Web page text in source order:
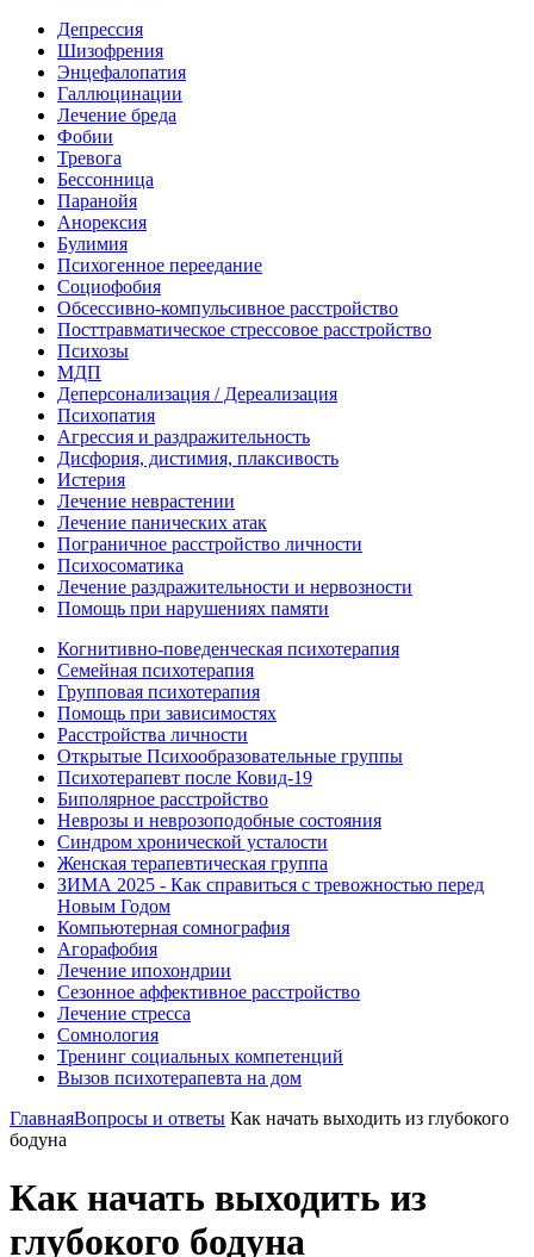
Депрессия
Шизофрения
Энцефалопатия
Галлюцинации
Лечение бреда
Фобии
Тревога
Бессонница
Паранойя
Анорексия
Булимия
Психогенное переедание
Социофобия
Обсессивно-компульсивное расстройство
Посттравматическое стрессовое расстройство
Психозы
МДП
Деперсонализация / Дереализация
Психопатия
Агрессия и раздражительность
Дисфория, дистимия, плаксивость
Истерия
Лечение неврастении
Лечение панических атак
Пограничное расстройство личности
Психосоматика
Лечение раздражительности и нервозности
Помощь при нарушениях памяти
Когнитивно-поведенческая психотерапия
Семейная психотерапия
Групповая психотерапия
Помощь при зависимостях
Расстройства личности
Открытые Психообразовательные группы
Психотерапевт после Ковид-19
Биполярное расстройство
Неврозы и неврозоподобные состояния
Синдром хронической усталости
Женская терапевтическая группа
ЗИМА 2025 - Как справиться с тревожностью перед
Новым Годом
Компьютерная сомнография
Агорафобия
Лечение ипохондрии
Сезонное аффективное расстройство
Лечение стресса
Сомнология
Тренинг социальных компетенций
Вызов психотерапевта на дом
ГлавнаяВопросы и ответы Как начать выходить из глубокого
бодуна
Как начать выходить из
глубокого бодуна